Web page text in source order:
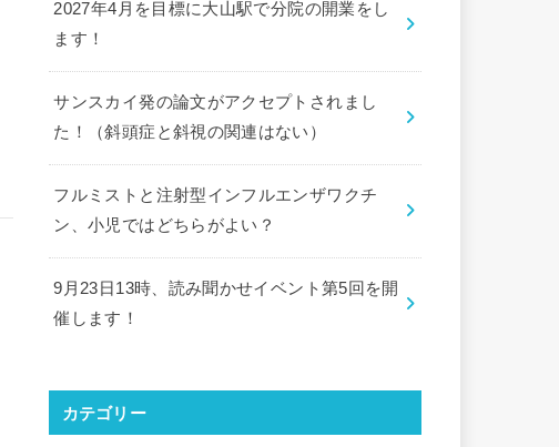
2027年4月を目標に大山駅で分院の開業をし
ます！
サンスカイ発の論文がアクセプトされまし
た！（斜頭症と斜視の関連はない）
フルミストと注射型インフルエンザワクチ
ン、小児ではどちらがよい？
9月23日13時、読み聞かせイベント第5回を開
催します！
カテゴリー